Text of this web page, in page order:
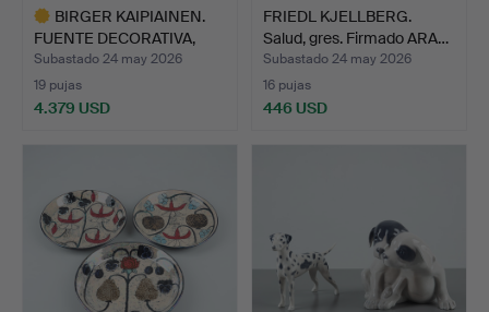
BIRGER KAIPIAINEN.
FUENTE DECORATIVA,
firm…
Subastado 24 may 2026
19 pujas
4.379 USD
FRIEDL KJELLBERG.
Salud, gres. Firmado ARA…
Subastado 24 may 2026
16 pujas
446 USD